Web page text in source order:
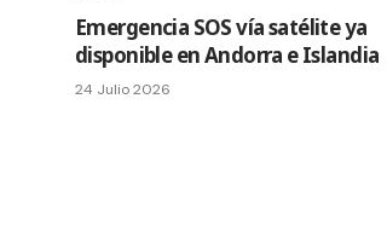
Emergencia SOS vía satélite ya
disponible en Andorra e Islandia
24 Julio 2026